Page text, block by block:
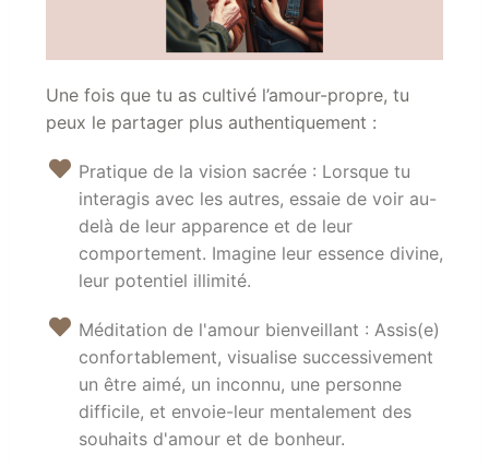
Une fois que tu as cultivé l’amour-propre, tu
peux le partager plus authentiquement :
Pratique de la vision sacrée : Lorsque tu
interagis avec les autres, essaie de voir au-
delà de leur apparence et de leur
comportement. Imagine leur essence divine,
leur potentiel illimité.
Méditation de l'amour bienveillant : Assis(e)
confortablement, visualise successivement
un être aimé, un inconnu, une personne
difficile, et envoie-leur mentalement des
souhaits d'amour et de bonheur.